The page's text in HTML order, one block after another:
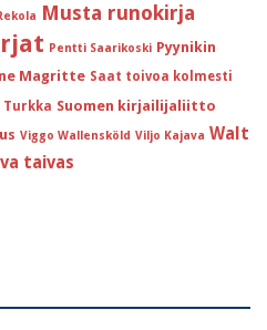
Musta runokirja
Pentti Saarikoski Pyynikin
Magritte Saat toivoa kolmesti
Turkka Suomen kirjailijaliitto
Viggo Wallensköld Viljo Kajava Walt
taivas